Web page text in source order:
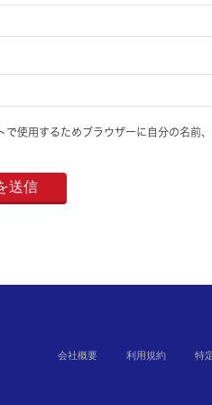
で使用するためブラウザーに自分の名前
会社概要 利用規約 特